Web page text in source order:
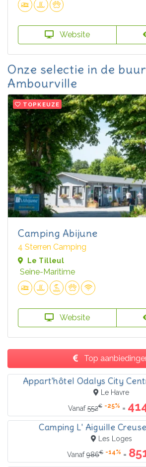
Website
Onze selectie in de
Ambourville
TOPKEUZE
Camping Abijune
4 Sterren Camping
Le Tilleul
Seine-Maritime
Website
Top
Appart'hôtel Odalys City
Le Havre
Vanaf552€ -25% =
Camping L' Aiguille Creuse
Les Loges
Vanaf986€ -14% =